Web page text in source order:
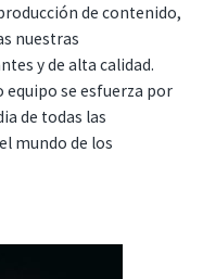
de contenido,
nuestras
y de alta calidad.
equipo se esfuerza por
de todas las
mundo de los